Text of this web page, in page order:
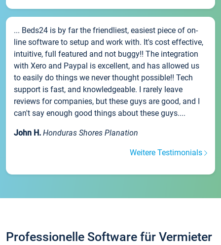
... Beds24 is by far the friendliest, easiest piece of on-
line software to setup and work with. It's cost effective,
intuitive, full featured and not buggy!! The integration
with Xero and Paypal is excellent, and has allowed us
to easily do things we never thought possible!! Tech
support is fast, and knowledgeable. I rarely leave
reviews for companies, but these guys are good, and I
can't say enough good things about these guys....
John H. Honduras Shores Planation
Weitere Testimonials
Professionelle Software für Vermieter